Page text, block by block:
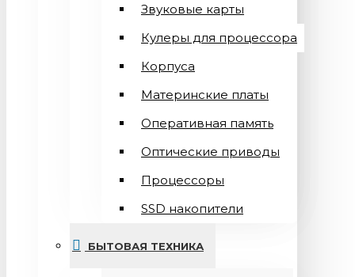
Звуковые карты
Кулеры для процессора
Корпуса
Материнские платы
Оперативная память
Оптические приводы
Процессоры
SSD накопители
БЫТОВАЯ ТЕХНИКА